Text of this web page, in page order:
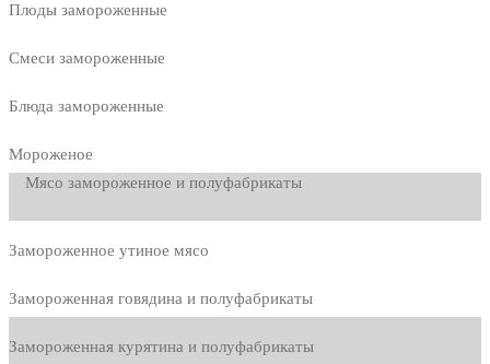
Плоды замороженные
Смеси замороженные
Блюда замороженные
Мороженое
Мясо замороженное и полуфабрикаты
Замороженное утиное мясо
Замороженная говядина и полуфабрикаты
Замороженная курятина и полуфабрикаты